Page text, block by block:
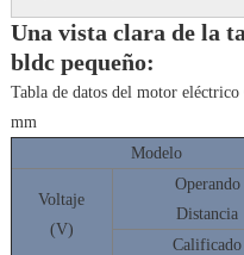
Una vista clara de la
bldc pequeño:
Tabla de datos del motor
mm
Modelo
Voltaje
(V)
Operando
Distancia
Calificado